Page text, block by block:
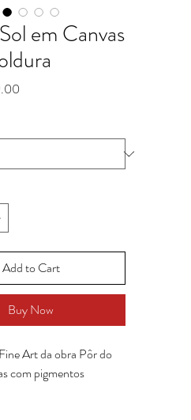
em Canvas
Add to Cart
Buy Now
Art da obra Pôr do
com pigmentos